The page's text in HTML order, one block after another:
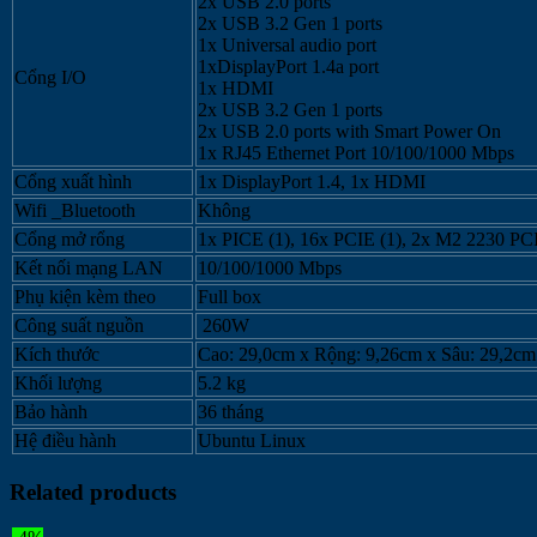
Ubuntu
Cổng I/O
2x USB 3.2 Gen 1 ports
1x Universal audio port
1xDisplayPort 1.4a port
1x HDMI
2x USB 3.2 Gen 1 ports
2x USB 2.0 ports with Smart Power On
1x RJ45 Ethernet Port 10/100/1000 Mbps
Cổng xuất hình
1x DisplayPort 1.4, 1x HDMI
Wifi _Bluetooth
Không
Cổng mở rổng
1x PICE (1), 16x PCIE (1), 2x M2 2230
Kết nối mạng LAN
10/100/1000 Mbps
Phụ kiện kèm theo
Full box
Công suất nguồn
260W
Kích thước
Cao: 29,0cm x Rộng: 9,26cm x Sâu: 29,2cm
Khối lượng
5.2 kg
Bảo hành
36 tháng
Hệ điều hành
Ubuntu Linux
Related products